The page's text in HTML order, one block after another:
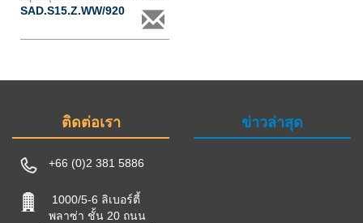
SAD.S15.Z.WW/920
ติดต่อเรา
+66 (0)2 381 5886
1000/5-6 ลิเบอร์ตี้
พลาซ่า ชั้น 20 ถนน
ข่าวล่าสุด